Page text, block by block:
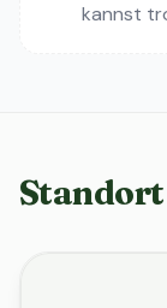
kannst
Standort